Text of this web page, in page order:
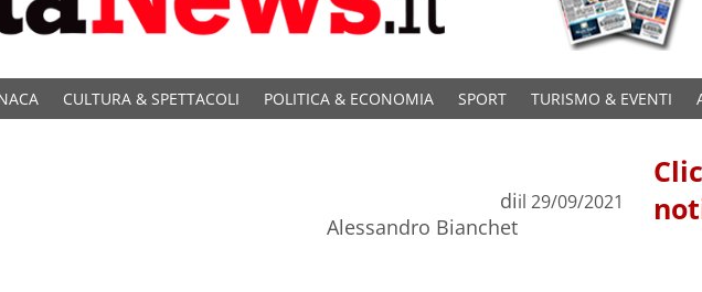
CULTURA & SPETTACOLI POLITICA & ECONOMIA SPORT TURISMO & EVENTI
di
Alessandro Bianchet
il 29/09/2021